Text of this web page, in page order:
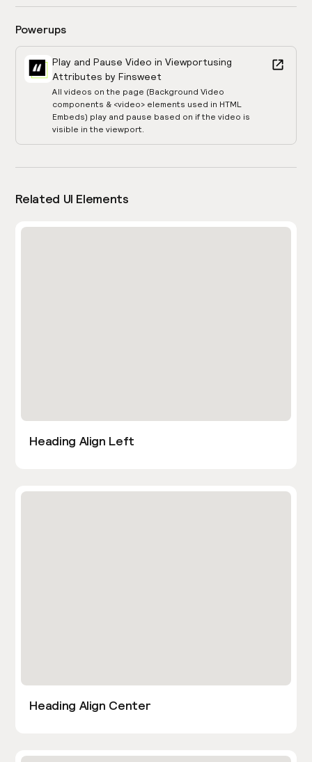
Powerups
Play and Pause Video in Viewportusing
Attributes by Finsweet
All videos on the page (Background Video
components & <video> elements used in HTML
Embeds) play and pause based on if the video is
visible in the viewport.
Related UI Elements
Heading Align Left
Heading Align Center